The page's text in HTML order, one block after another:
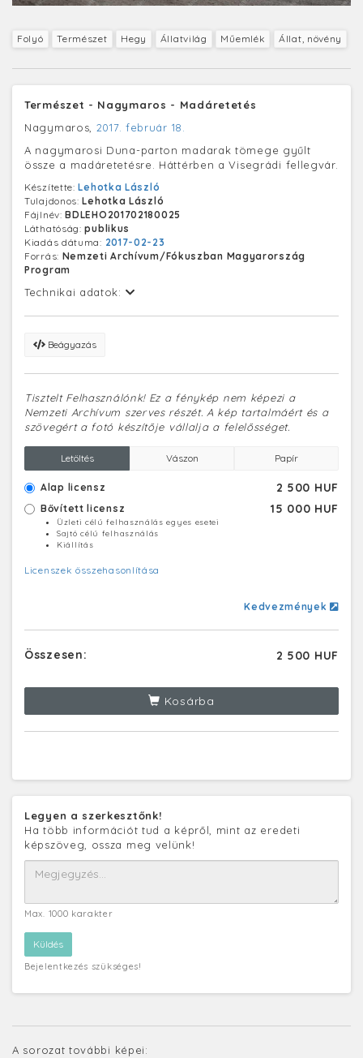
Folyó Természet Hegy Állatvilág Műemlék Állat, növény
Természet - Nagymaros - Madáretetés
Nagymaros, 2017. február 18.
A nagymarosi Duna-parton madarak tömege gyűlt
össze a madáretetésre. Háttérben a Visegrádi fellegvár.
Készítette:Lehotka László
Tulajdonos:Lehotka László
Fájlnév:BDLEHO201702180025
Láthatóság:publikus
Kiadás dátuma: 2017-02-23
Forrás: Nemzeti Archívum/Fókuszban Magyarország
Program
Technikai adatok:
Beágyazás
Tisztelt Felhasználónk! Ez a fénykép nem képezi a
Nemzeti Archívum szerves részét. A kép tartalmáért és a
szövegért a fotó készítője vállalja a felelősséget.
Letöltés Vászon Papír
Alap licensz 2 500 HUF
Bővített licensz 15 000 HUF
Üzleti célú felhasználás egyes esetei
Sajtó célú felhasználás
Kiállítás
Licenszek összehasonlítása
Kedvezmények
Összesen: 2 500 HUF
Kosárba
Legyen a szerkesztőnk!
Ha több információt tud a képről, mint az eredeti
képszöveg, ossza meg velünk!
Max. 1000 karakter
Bejelentkezés szükséges!
A sorozat további képei: